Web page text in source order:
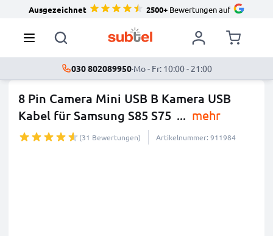
Ausgezeichnet 2500+Bewertungen auf
030 802089950·Mo - Fr: 10:00 - 21:00
8 Pin Camera Mini USB B Kamera USB
Kabel für Samsung S85 S75 ... mehr
(31 Bewertungen) Artikelnummer: 911984